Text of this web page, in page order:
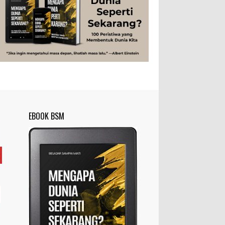
Studi
Teknologi Tips
Tokoh
Tubuh Manusia
Umum
Rahasia Togel yang Tidak Dipahami
Pemain Togel
Ilustrasi/zdnet.com Ini adalah catatan
penutup untuk dua catatan saya
adalah istilah yang digunakan untuk
menyebut zat-zat yang tidak diinginkan,
yang terdapat dalam suatu...
Apa yang Disebut Badan Golgi?
Ilustrasi/utakatikotak.com Badan Golgi
(disebut pula aparatus Golgi, kompleks
Golgi, atau diktiosom) adalah organel
yang dikaitkan denga...
Apakah UFO Benar-benar Ada?
EBOOK BSM